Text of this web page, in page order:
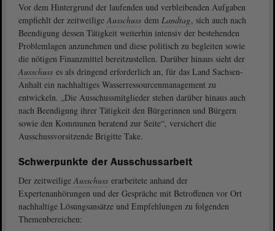
Vor dem Hintergrund der laufenden und verbleibenden Aufgaben
empfiehlt der zeitweilige Ausschuss dem Landtag, sich auch nach
Beendigung dessen Tätigkeit weiterhin intensiv der bestehenden
Problemlagen anzunehmen und diese politisch zu begleiten sowie
die nötigen Finanzmittel bereitzustellen. Darüber hinaus sieht der
Ausschuss es als dringend erforderlich an, für das Land Sachsen-
Anhalt ein nachhaltiges Wasserressourcenmanagement zu
entwickeln. „Die Ausschussmitglieder stehen darüber hinaus auch
nach Beendigung ihrer Tätigkeit den Bürgerinnen und Bürgern
sowie den Kommunen beratend zur Seite“, versichert die
Ausschussvorsitzende Brigitte Take.
Schwerpunkte der Ausschussarbeit
Der zeitweilige Ausschuss erarbeitete anhand der
Expertenanhörungen und der Gespräche mit Betroffenen vor Ort
nachhaltige Lösungsansätze und Empfehlungen zu folgenden
Themenbereichen: